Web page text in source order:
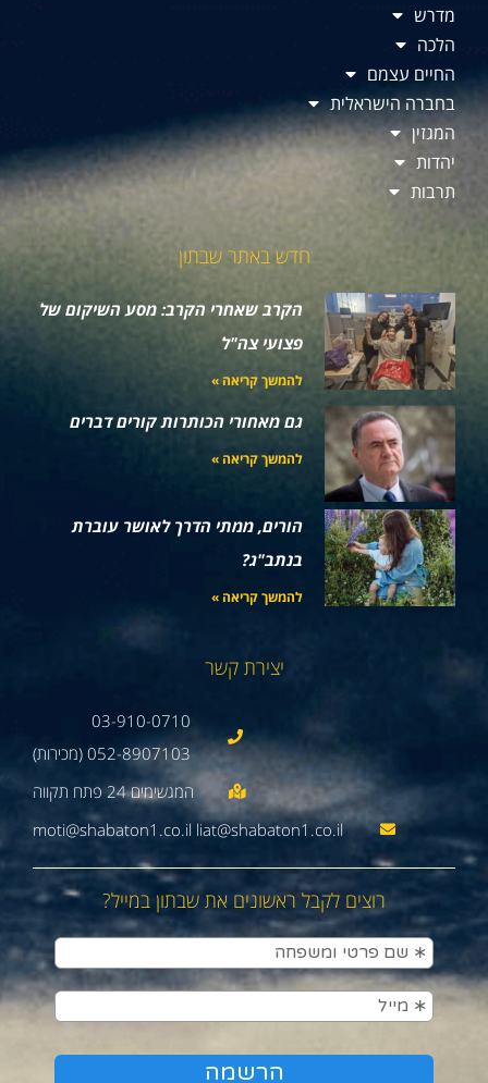
מדרש
הלכה
החיים עצמם
בחברה הישראלית
המגזין
יהדות
תרבות
חדש באתר שבתון
הקרב שאחרי הקרב: מסע השיקום של
פצועי צה"ל
להמשך קריאה »
גם מאחורי הכותרות קורים דברים
להמשך קריאה »
הורים, ממתי הדרך לאושר עוברת
בנתב"ג?
להמשך קריאה »
יצירת קשר
03-910-0710
052-8907103 (מכירות)
moti@shabaton1.co.il liat@shabaton1.co.il
רוצים לקבל ראשונים את שבתון במייל?